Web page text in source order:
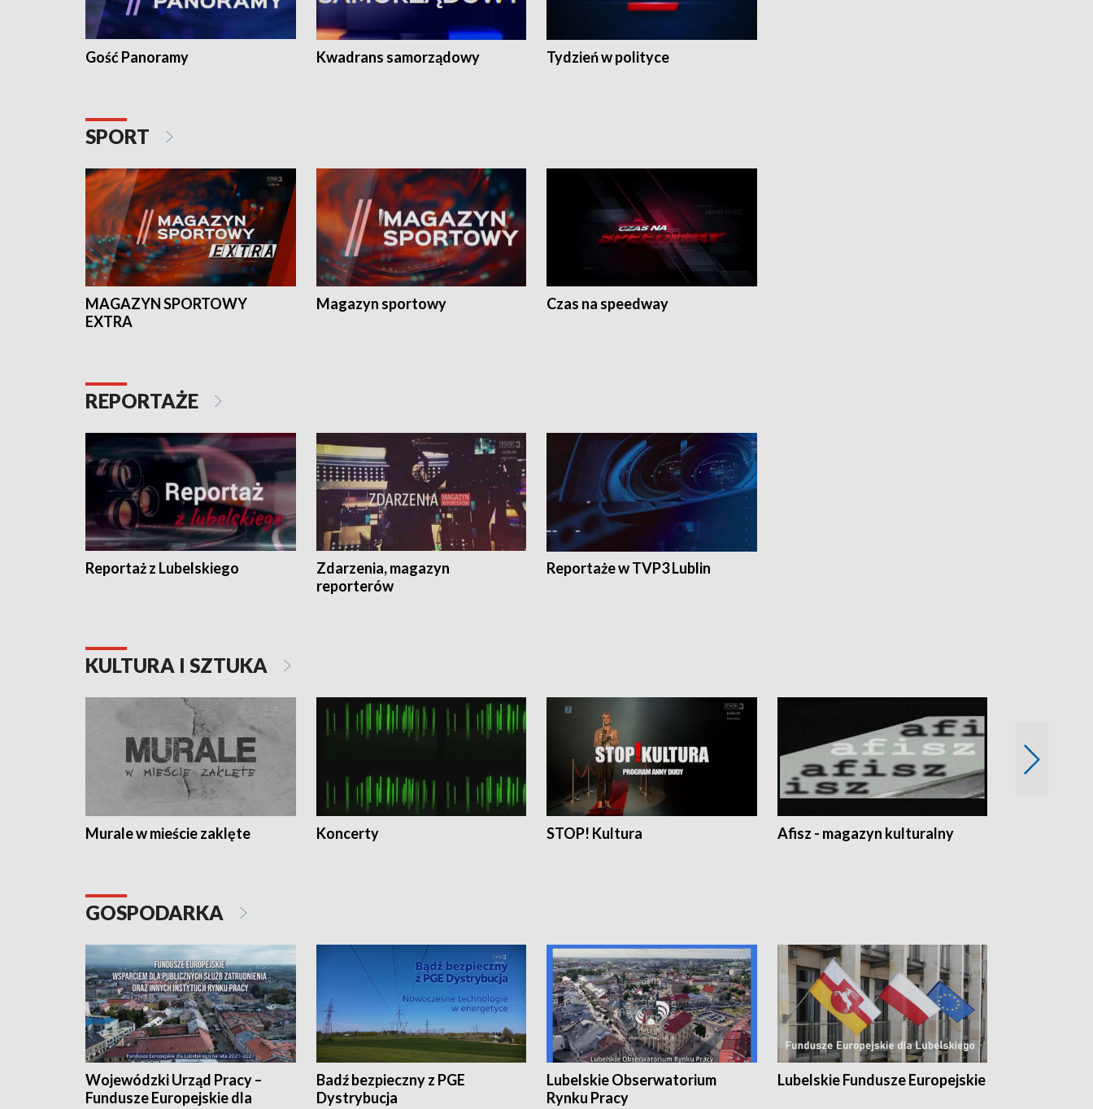
Gość Panoramy Kwadrans samorządowy Tydzień w polityce
SPORT
MAGAZYN SPORTOWY
EXTRA
Magazyn sportowy Czas na speedway
REPORTAŻE
Reportaż z Lubelskiego
Zdarzenia, magazyn
reporterów
Reportaże w TVP3 Lublin
KULTURA I SZTUKA
Murale w mieście zaklęte Koncerty STOP! Kultura Afisz - magazyn kulturalny
GOSPODARKA
Wojewódzki Urząd Pracy –
Fundusze Europejskie dla
Badź bezpieczny z PGE
Dystrybucja
Lubelskie Obserwatorium
Rynku Pracy
Lubelskie Fundusze Europejskie